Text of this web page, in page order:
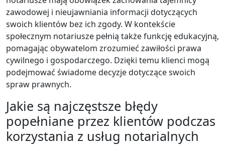
zawodowej i nieujawniania informacji dotyczących
swoich klientów bez ich zgody. W kontekście
społecznym notariusze pełnią także funkcję edukacyjną,
pomagając obywatelom zrozumieć zawiłości prawa
cywilnego i gospodarczego. Dzięki temu klienci mogą
podejmować świadome decyzje dotyczące swoich
spraw prawnych.
Jakie są najczęstsze błędy
popełniane przez klientów podczas
korzystania z usług notarialnych